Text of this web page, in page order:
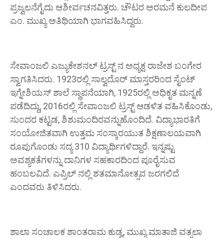
ಪ್ರಜ್ವಲನೆಗೈದು ಆಶೀರ್ವಚನವಿತ್ತರು. ಚೌಟರ ಅರಮನೆ ಕುಲದೀಪ
ಎಂ. ಮುಖ್ಯ ಅತಿಥಿಯಾಗಿ ಭಾಗವಹಿಸಿದ್ದರು.
ಸೇವಾಂಜಲಿ ಎಜ್ಯುಕೇಶನಲ್ ಟ್ರಸ್ಟ್ ನ ಅಧ್ಯಕ್ಷ ರಾಜೇಶ ಬಂಗೇರ
ಸ್ವಾಗತಿಸಿದರು. 1923ರಲ್ಲಿ ಸಾಲ್ವದೊರ್ ಮಾಸ್ತರರಿಂದ ಸೈಂಟ್
ಇಗ್ನೇಶಿಯಸ್ ಶಾಲೆ ಸ್ಥಾಪನೆಯಾಗಿ, 1925ರಲ್ಲಿ ಅಧಿಕೃತ ಮನ್ನಣೆ
ಪಡೆದಿದ್ದು, 2016ರಲ್ಲಿ ಸೇವಾಂಜಲಿ ಟ್ರಸ್ಟ್ ಆಡಳಿತ ವಹಿಸಿಕೊಂಡು,
ಸುಂದರ ಕಟ್ಟಡ, ಶಿಶುಮಂದಿರವನ್ನುಹೊಂದಿದೆ. ವಿದ್ಯಾಭಾರತಿಗೆ
ಸಂಯೋಜಿತವಾಗಿ ಉತ್ತಮ ಸಂಸ್ಕಾರಯುತ ಶಿಕ್ಷಣಾಲಯವಾಗಿ
ರೂಪುಗೊಂಡು ಸದ್ಯ 310 ವಿದ್ಯಾರ್ಥಿಗಳಿದ್ದಾರೆ. ಇನ್ನಷ್ಟು
ಅವಶ್ಯಕತೆಗಳನ್ನು ದಾನಿಗಳ ಸಹಕಾರದಿಂದ ಪೂರೈಸುವ
ಹಂಬಲವಿದೆ. ಎಪ್ರಿಲ್ ನಲ್ಲಿ ಶತಮಾನೋತ್ಸವ ಜರಗಲಿದೆ
ಎಂದವರು ತಿಳಿಸಿದರು.
ಶಾಲಾ ಸಂಚಾಲಕ ಶಾಂತರಾಮ ಕುಡ್ವ, ಮುಖ್ಯ ಮಾತಾಜಿ ವತ್ಸಲಾ